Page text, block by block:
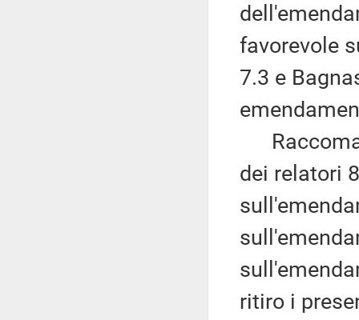
favorevole
7.3 e
dei relatori
ritiro i